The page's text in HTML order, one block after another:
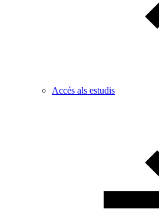
Accés als estudis